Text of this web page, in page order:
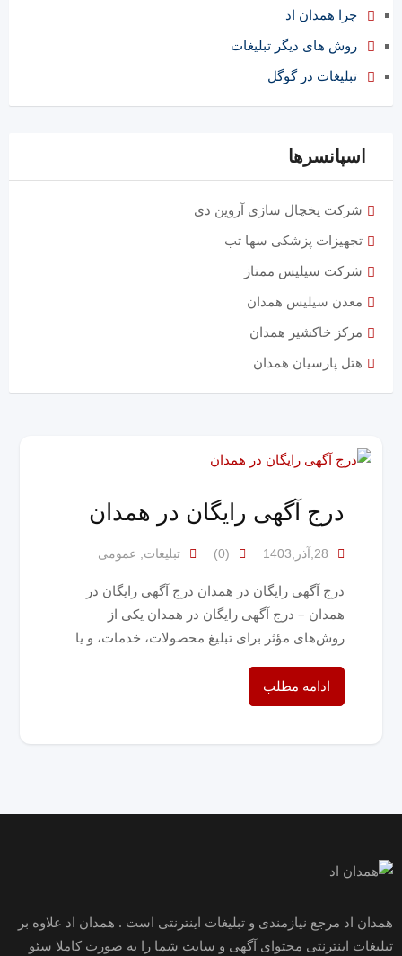
چرا همدان اد
روش های دیگر تبلیغات
تبلیغات در گوگل
اسپانسرها
شرکت یخچال سازی آروین دی
تجهیزات پزشکی سها تب
شرکت سیلیس ممتاز
معدن سیلیس همدان
مرکز خاکشیر همدان
هتل پارسیان همدان
درج آگهی رایگان در همدان
28,آذر,1403 (0) تبلیغات عمومی
درج آگهی رایگان در همدان درج آگهی رایگان در
همدان – درج آگهی رایگان در همدان یکی از
روش‌های مؤثر برای تبلیغ محصولات، خدمات، و یا
ادامه مطلب
همدان اد مرجع نیازمندی و تبلیغات اینترنتی است . همدان اد علاوه بر
تبلیغات اینترنتی محتوای آگهی و سایت شما را به صورت کاملا سئو